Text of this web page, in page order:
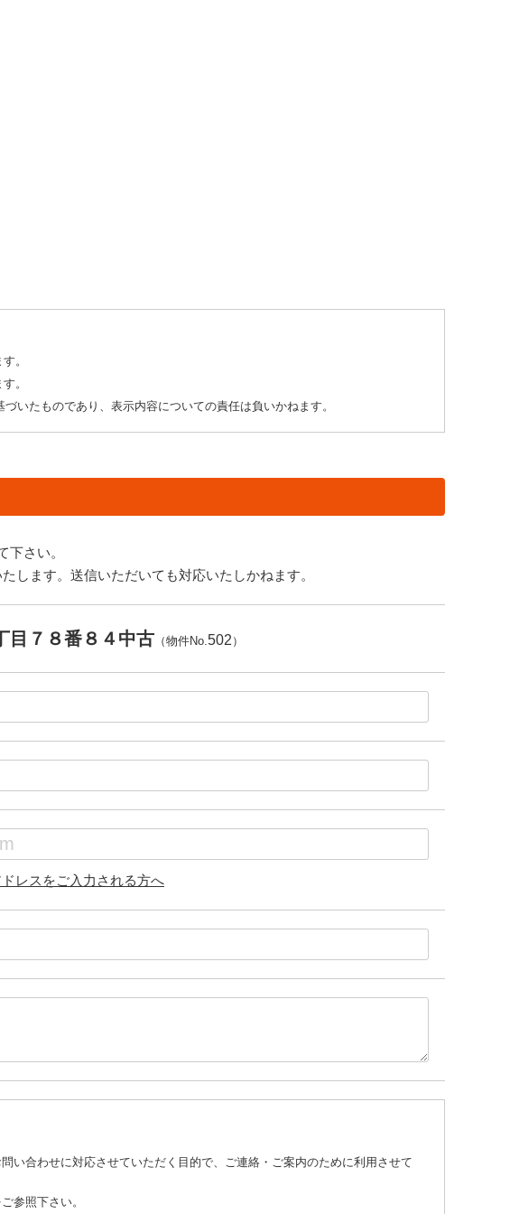
。
。
いたものであり、表示内容についての責任は負いかねます。
さい。
ます。送信いただいても対応いたしかねます。
目７８番８４中古 （物件No.502 ）
レスをご入力される方へ
い合わせに対応させていただく目的で、ご連絡・ご案内のために利用させて
参照下さい。